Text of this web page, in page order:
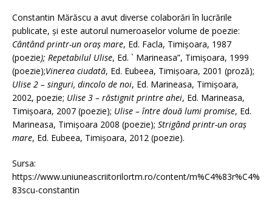
Constantin Mărăscu a avut diverse colaborări în lucrările
publicate, şi este autorul numeroaselor volume de poezie:
Cântând printr-un oraş mare, Ed. Facla, Timişoara, 1987
(poezie); Repetabilul Ulise, Ed. ` Marineasa”, Timişoara, 1999
(poezie);Vinerea ciudată, Ed. Eubeea, Timişoara, 2001 (proză);
Ulise 2 – singuri, dincolo de noi, Ed. Marineasa, Timişoara,
2002, poezie; Ulise 3 – răstignit printre ahei, Ed. Marineasa,
Timişoara, 2007 (poezie); Ulise – între două lumi promise, Ed.
Marineasa, Timişoara 2008 (poezie); Strigând printr-un oraş
mare, Ed. Eubeea, Timişoara, 2012 (poezie).
Sursa:
https://www.uniuneascriitorilortm.ro/content/m%C4%83r%C4%
83scu-constantin